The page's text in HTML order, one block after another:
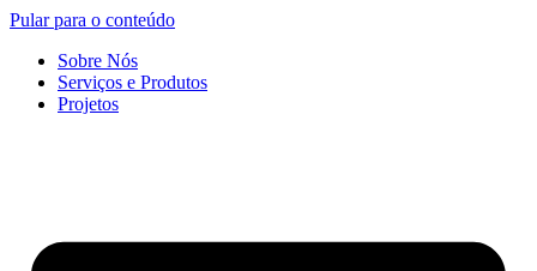
Pular para o conteúdo
Sobre Nós
Serviços e Produtos
Projetos